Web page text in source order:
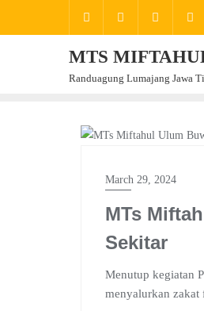
MTS
Randuagung Lumajang Jawa
March 29, 2024
MTs
Sekitar
Menutup kegiatan
menyalurkan zakat